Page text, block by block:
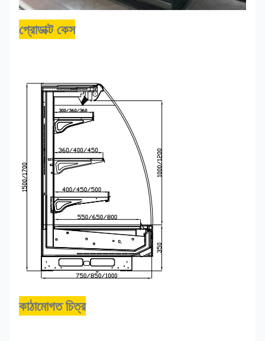
প্রোডাক্ট কেস
কাঠামোগত চিত্র